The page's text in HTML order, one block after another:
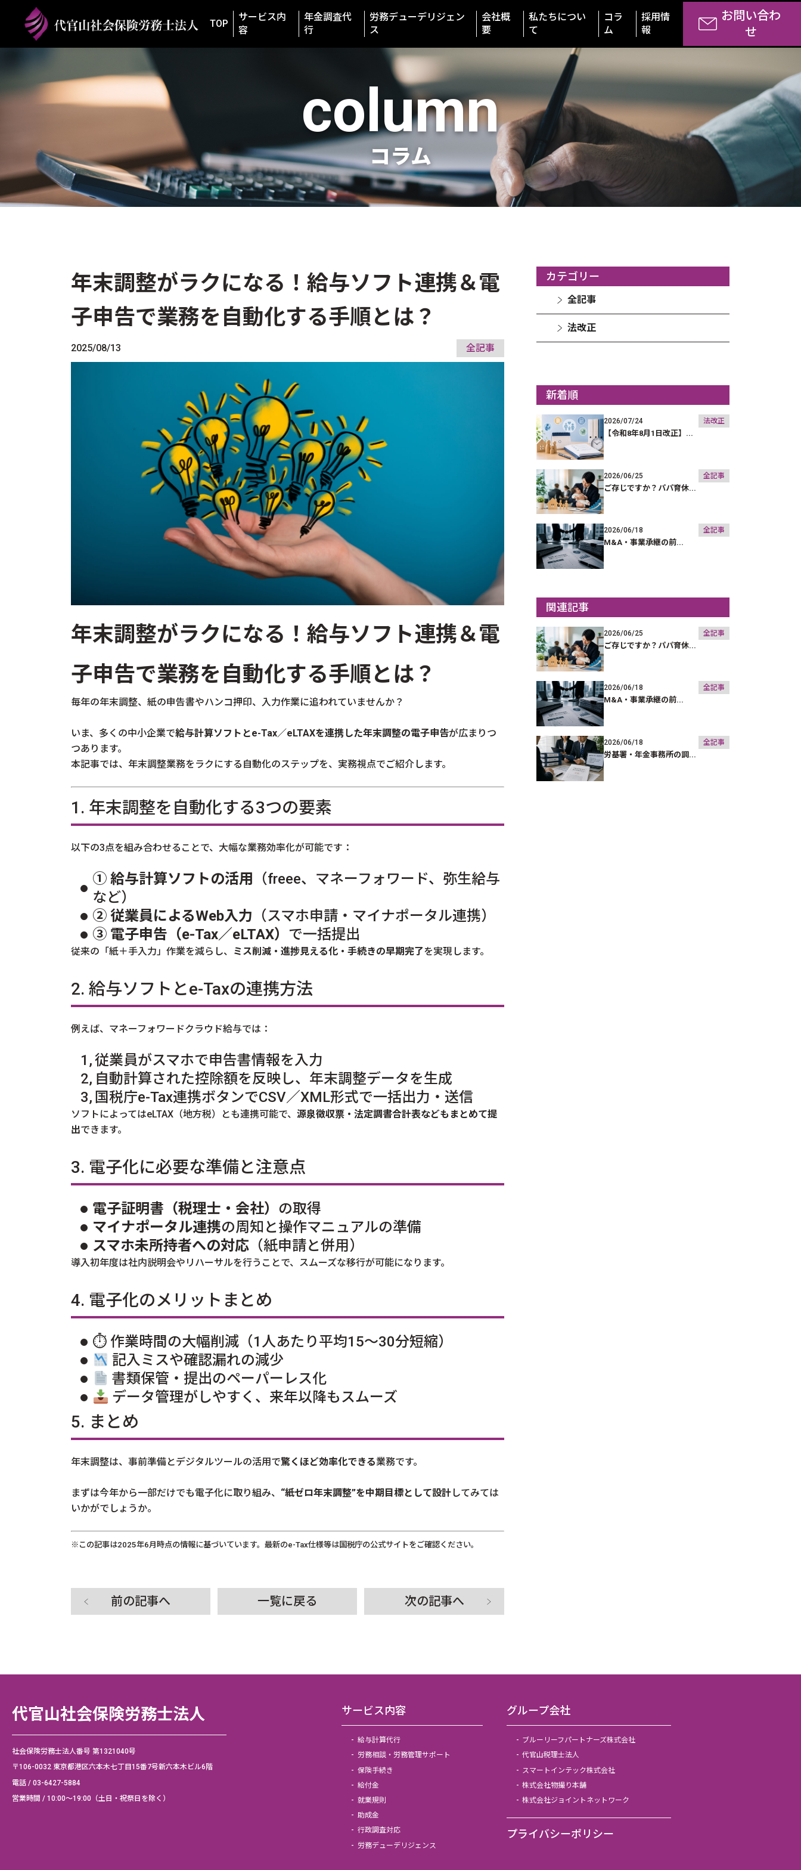
TOP
サービス内
容
年金調査代
行
労務デューデリジェン
ス
会社概
要
私たちについ
て
コラ
ム
採用情
報
お問い合わ
せ
column
コラム
年末調整がラクになる！給与ソフト連携＆電
子申告で業務を自動化する手順とは？
2025/08/13 全記事
年末調整がラクになる！給与ソフト連携＆電
子申告で業務を自動化する手順とは？
毎年の年末調整、紙の申告書やハンコ押印、入力作業に追われていませんか？
いま、多くの中小企業で給与計算ソフトとe-Tax／eLTAXを連携した年末調整の電子申告が広まりつ
つあります。
本記事では、年末調整業務をラクにする自動化のステップを、実務視点でご紹介します。
1. 年末調整を自動化する3つの要素
以下の3点を組み合わせることで、大幅な業務効率化が可能です：
① 給与計算ソフトの活用
（freee、マネーフォワード、弥生給与
など）
② 従業員によるWeb入力 （スマホ申請・マイナポータル連携）
③ 電子申告（e-Tax／eLTAX） で一括提出
従来の「紙＋手入力」作業を減らし、 ミス削減・進捗見える化・手続きの早期完了を実現します。
2. 給与ソフトとe-Taxの連携方法
例えば、マネーフォワードクラウド給与では：
従業員がスマホで申告書情報を入力
自動計算された控除額を反映し、年末調整データを生成
国税庁e-Tax連携ボタンでCSV／XML形式で一括出力・送信
ソフトによってはeLTAX（地方税）とも連携可能で、 源泉徴収票・法定調書合計表などもまとめて提
出できます。
3. 電子化に必要な準備と注意点
電子証明書（税理士・会社） の取得
マイナポータル連携の周知と操作マニュアルの準備
スマホ未所持者への対応 （紙申請と併用）
導入初年度は社内説明会やリハーサルを行うことで、スムーズな移行が可能になります。
4. 電子化のメリットまとめ
⏱ 作業時間の大幅削減（1人あたり平均15～30分短縮）
記入ミスや確認漏れの減少
書類保管・提出のペーパーレス化
データ管理がしやすく、来年以降もスムーズ
5. まとめ
年末調整は、事前準備とデジタルツールの活用で驚くほど効率化できる業務です。
まずは今年から一部だけでも電子化に取り組み、 “紙ゼロ年末調整”を中期目標として設計 してみては
いかがでしょうか。
※この記事は2025年6月時点の情報に基づいています。最新のe-Tax仕様等は国税庁の公式サイトをご確認ください。
前の記事へ 一覧に戻る 次の記事へ
カテゴリー
全記事
法改正
新着順
2026/07/24 法改正
【令和8年8月1日改正】...
2026/06/25 全記事
ご存じですか？パパ育休...
2026/06/18 全記事
M&A・事業承継の前...
関連記事
2026/06/25 全記事
ご存じですか？パパ育休...
2026/06/18 全記事
M&A・事業承継の前...
2026/06/18 全記事
労基署・年金事務所の調...
代官山社会保険労務士法人
社会保険労務士法人番号 第1321040号
〒106-0032 東京都港区六本木七丁目15番7号新六本木ビル6階
電話 / 03-6427-5884
営業時間 / 10:00～19:00（土日・祝祭日を除く）
サービス内容
給与計算代行
労務相談・労務管理サポート
保険手続き
給付金
就業規則
助成金
行政調査対応
労務デューデリジェンス
グループ会社
ブルーリーフパートナーズ株式会社
代官山税理士法人
スマートインテック株式会社
株式会社物撮り本舗
株式会社ジョイントネットワーク
プライバシーポリシー